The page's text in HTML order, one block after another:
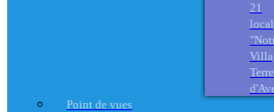
21
Terre
Point de vues